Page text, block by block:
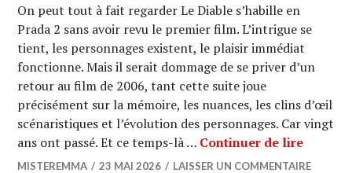
On peut tout à fait regarder Le Diable s’habille en
Prada 2 sans avoir revu le premier film. L’intrigue se
tient, les personnages existent, le plaisir immédiat
fonctionne. Mais il serait dommage de se priver d’un
retour au film de 2006, tant cette suite joue
précisément sur la mémoire, les nuances, les clins d’œil
scénaristiques et l’évolution des personnages. Car vingt
ans ont passé. Et ce temps-là … Continuer de lire
MISTEREMMA 23 MAI 2026 LAISSER UN COMMENTAIRE